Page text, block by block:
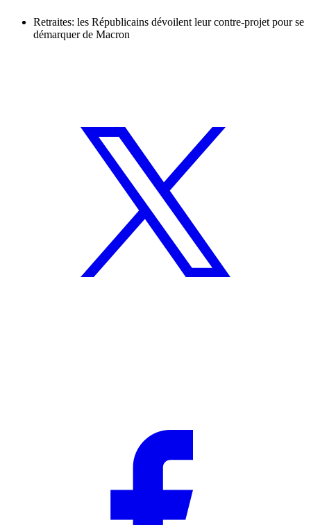
Retraites: les Républicains dévoilent leur contre-projet pour se
démarquer de Macron